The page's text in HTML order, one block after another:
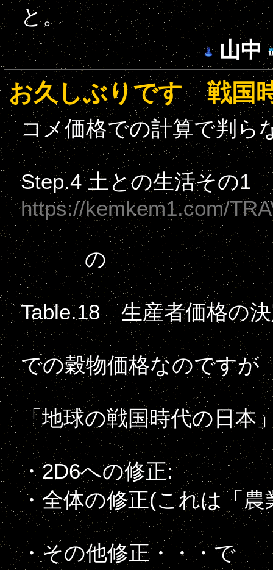
と。
山中
お久しぶりです 戦国
コメ価格での計算で判ら
Step.4 土との生活その1
https://kemkem1.com/
の
Table.18 生産者価格の
での穀物価格なのですが
「地球の戦国時代の日本
・2D6への修正:
・全体の修正(これは「
・その他修正・・・で